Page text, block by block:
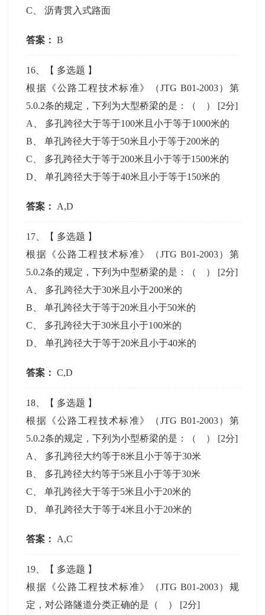
C 、沥青贯入式路面
答案： B
16 、【 多选题 】
根据《公路工程技术标准》（JTG B01-2003）第
5.0.2条的规定，下列为大型桥梁的是：（ ） [2分]
A
多孔跨径大于等于100米且小于等于1000米的
B 、单孔跨径大于等于50米且小于等于200米的
C
多孔跨径大于等于200米且小于等于1500米的
D 、单孔跨径大于等于40米且小于等于150米的
答案： A,D
17 、【 多选题 】
根据《公路工程技术标准》（JTG B01-2003）第
5.0.2条的规定，下列为中型桥梁的是：（ ） [2分]
A
多孔跨径大于30米且小于200米的
B 、单孔跨径大于等于20米且小于50米的
C
多孔跨径大于30米且小于100米的
D 、单孔跨径大于等于20米且小于40米的
答案： C,D
18 、【 多选题 】
根据《公路工程技术标准》（JTG B01-2003）第
5.0.2条的规定，下列为小型桥梁的是：（ ） [2分]
A
多孔跨径大约等于8米且小于等于30米
B
多孔跨径大约等于5米且小于等于30米
C 、单孔跨径大于等于5米且小于20米的
D 、单孔跨径大于等于4米且小于20米的
答案： A,C
19 、【 多选题 】
根据《公路工程技术标准》（JTG B01-2003）规
定，对公路隧道分类正确的是（ ） [2分]